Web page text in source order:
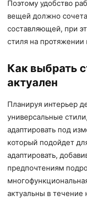
Поэтому удобство
вещей должно
составляющей, при
стиля на протяжении
Как выбрать
актуален
Планируя интерьер
универсальные
адаптировать под
который подойдет
адаптировать,
предпочтениям
актуальны в течение